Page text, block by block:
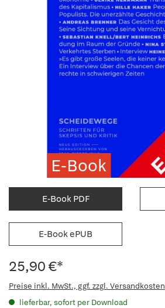
E-Book
E-Book PDF
E-Book ePUB
25,90 €*
Preise inkl. MwSt., ggf. zzgl. Versandkosten
lieferbar, sofort per Download